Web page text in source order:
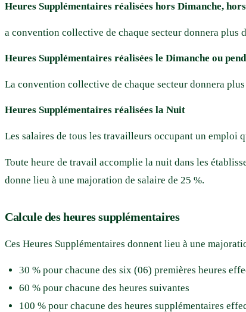
Heures Supplémentaires réalisées hors Dimanche,
a convention collective de chaque secteur donnera plus
Heures Supplémentaires réalisées le Dimanche ou
La convention collective de chaque secteur donnera
Heures Supplémentaires réalisées la Nuit
Les salaires de tous les travailleurs occupant un emploi
Toute heure de travail accomplie la nuit dans les
donne lieu à une majoration de salaire de 25 %.
Calcule des heures supplémentaires
Ces Heures Supplémentaires donnent lieu à une
30 % pour chacune des six (06) premières heures
60 % pour chacune des heures suivantes
100 % pour chacune des heures supplémentaires